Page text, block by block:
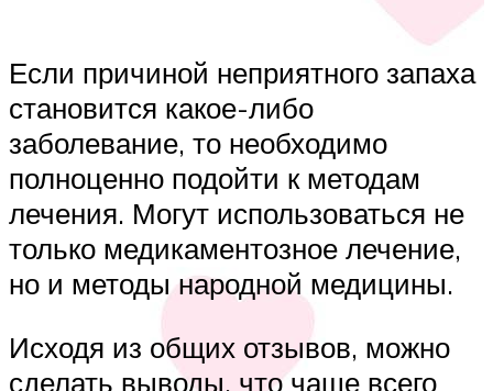
Если причиной неприятного запаха
становится какое-либо
заболевание, то необходимо
полноценно подойти к методам
лечения. Могут использоваться не
только медикаментозное лечение,
но и методы народной медицины.
Исходя из общих отзывов, можно
сделать выводы, что чаще всего